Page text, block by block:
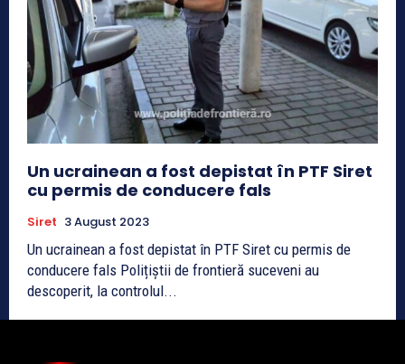
Un ucrainean a fost depistat în PTF Siret
cu permis de conducere fals
Siret 3 August 2023
Un ucrainean a fost depistat în PTF Siret cu permis de
conducere fals Polițiștii de frontieră suceveni au
descoperit, la controlul...